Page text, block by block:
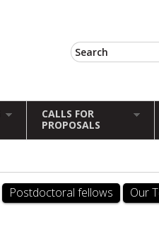
CALLS FOR
PROPOSALS
Postdoctoral fellows Our